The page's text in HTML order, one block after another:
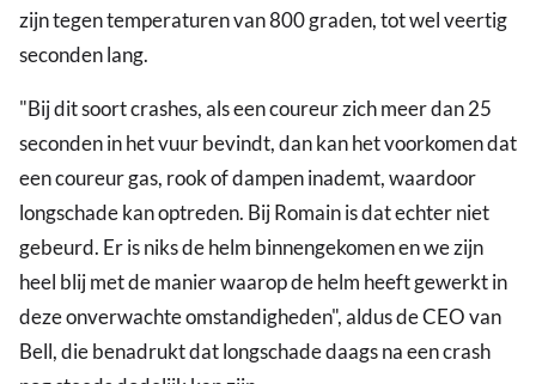
zijn tegen temperaturen van 800 graden, tot wel veertig
seconden lang.
"Bij dit soort crashes, als een coureur zich meer dan 25
seconden in het vuur bevindt, dan kan het voorkomen dat
een coureur gas, rook of dampen inademt, waardoor
longschade kan optreden. Bij Romain is dat echter niet
gebeurd. Er is niks de helm binnengekomen en we zijn
heel blij met de manier waarop de helm heeft gewerkt in
deze onverwachte omstandigheden", aldus de CEO van
Bell, die benadrukt dat longschade daags na een crash